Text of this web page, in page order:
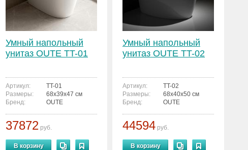
Умный напольный
унитаз OUTE TT-01
Артикул:
TT-01
Размеры:
68x39x47 см
Бренд:
OUTE
37872 руб.
В корзину
Умный напольный
унитаз OUTE TT-02
Артикул:
TT-02
Размеры:
68x40x50 см
Бренд:
OUTE
44594 руб.
В корзину